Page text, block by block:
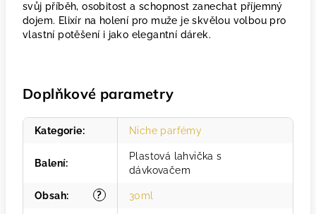
svůj příběh, osobitost a schopnost zanechat příjemný
dojem. Elixír na holení pro muže je skvělou volbou pro
vlastní potěšení i jako elegantní dárek.
Doplňkové parametry
Kategorie: Niche parfémy
Balení:
Plastová lahvička s
dávkovačem
?
Obsah: 30ml